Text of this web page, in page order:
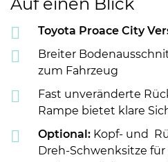
Toyota Proace City
Breiter
zum Fahrzeug
Fast unveränderte
Rampe bietet klare
Optional: Kopf- und
Dreh-Schwenksitze